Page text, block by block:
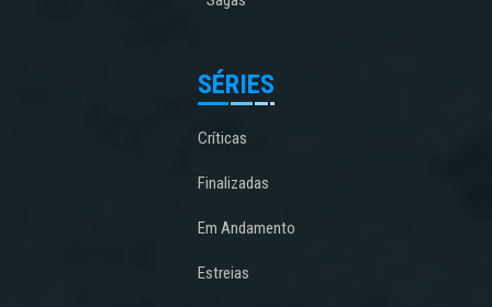
SÉRIES
Críticas
Finalizadas
Em Andamento
Estreias